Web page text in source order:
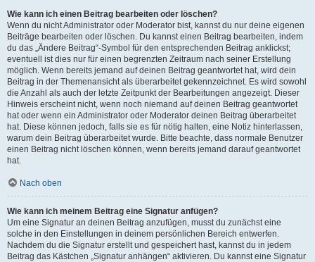
Wie kann ich einen Beitrag bearbeiten oder löschen?
Wenn du nicht Administrator oder Moderator bist, kannst du nur deine eigenen
Beiträge bearbeiten oder löschen. Du kannst einen Beitrag bearbeiten, indem
du das „Ändere Beitrag“-Symbol für den entsprechenden Beitrag anklickst;
eventuell ist dies nur für einen begrenzten Zeitraum nach seiner Erstellung
möglich. Wenn bereits jemand auf deinen Beitrag geantwortet hat, wird dein
Beitrag in der Themenansicht als überarbeitet gekennzeichnet. Es wird sowohl
die Anzahl als auch der letzte Zeitpunkt der Bearbeitungen angezeigt. Dieser
Hinweis erscheint nicht, wenn noch niemand auf deinen Beitrag geantwortet
hat oder wenn ein Administrator oder Moderator deinen Beitrag überarbeitet
hat. Diese können jedoch, falls sie es für nötig halten, eine Notiz hinterlassen,
warum dein Beitrag überarbeitet wurde. Bitte beachte, dass normale Benutzer
einen Beitrag nicht löschen können, wenn bereits jemand darauf geantwortet
hat.
Nach oben
Wie kann ich meinem Beitrag eine Signatur anfügen?
Um eine Signatur an deinen Beitrag anzufügen, musst du zunächst eine
solche in den Einstellungen in deinem persönlichen Bereich entwerfen.
Nachdem du die Signatur erstellt und gespeichert hast, kannst du in jedem
Beitrag das Kästchen „Signatur anhängen“ aktivieren. Du kannst eine Signatur